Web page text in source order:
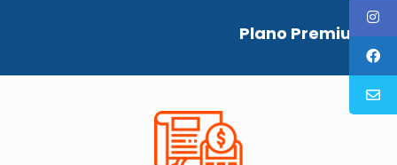
Plano Premium